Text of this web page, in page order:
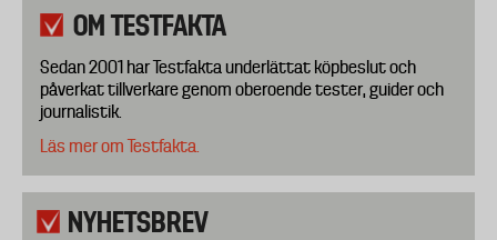
OM TESTFAKTA
Sedan 2001 har Testfakta underlättat köpbeslut och
påverkat tillverkare genom oberoende tester, guider och
journalistik.
Läs mer om Testfakta.
NYHETSBREV